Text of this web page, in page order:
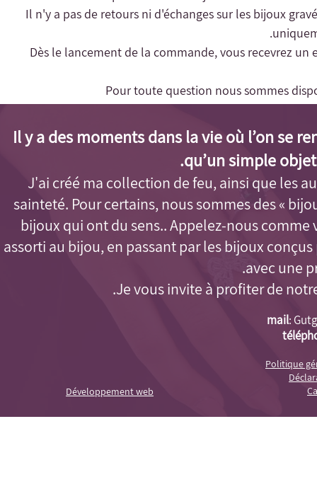
- Il n'y a pas de retours ni d'échanges sur les bijoux
- Dès le lancement de la commande, vous recevrez
Pour toute question nous sommes
Il y a des moments dans la vie où l’on se
qu’un simple
J'ai créé ma collection de feu, ainsi que les
sainteté. Pour certains, nous sommes des «
bijoux qui ont du sens.. Appelez-nous
assorti au bijou, en passant par les bijoux
avec une
Je vous invite à profiter de
mail:
Développement web
Politique